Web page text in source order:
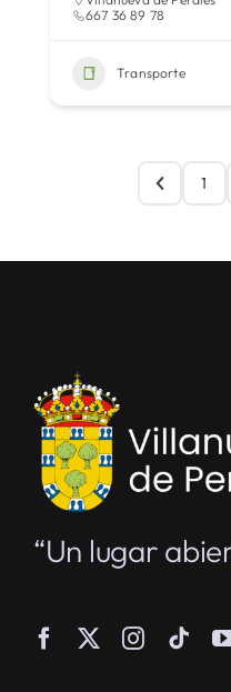
667 36 89 78
Transporte
1
“Un lugar